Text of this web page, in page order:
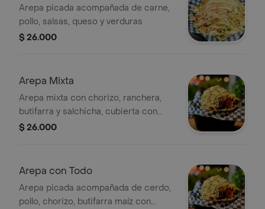
Arepa picada acompañada de carne,
pollo, salsas, queso y verduras
$ 26.000
Arepa Mixta
Arepa mixta con chorizo, ranchera,
butifarra y salchicha, cubierta con
papas fritas desmenuzadas.
$ 26.000
Arepa con Todo
Arepa picada acompañada de cerdo,
pollo, chorizo, butifarra maíz con